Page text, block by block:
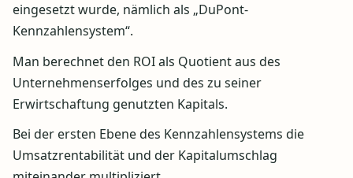
eingesetzt wurde, nämlich als „DuPont-
Kennzahlensystem“.
Man berechnet den ROI als Quotient aus des
Unternehmenserfolges und des zu seiner
Erwirtschaftung genutzten Kapitals.
Bei der ersten Ebene des Kennzahlensystems die
Umsatzrentabilität und der Kapitalumschlag